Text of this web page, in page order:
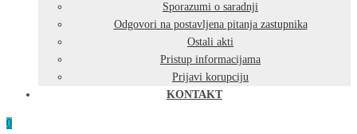
Sporazumi o saradnji
Odgovori na postavljena pitanja zastupnika
Ostali akti
Pristup informacijama
Prijavi korupciju
KONTAKT
0